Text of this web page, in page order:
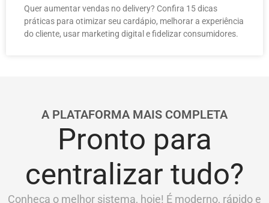
Quer aumentar vendas no delivery? Confira 15 dicas
práticas para otimizar seu cardápio, melhorar a experiência
do cliente, usar marketing digital e fidelizar consumidores.
A PLATAFORMA MAIS COMPLETA
Pronto para
centralizar tudo?
Conheça o melhor sistema, hoje! É moderno, rápido e